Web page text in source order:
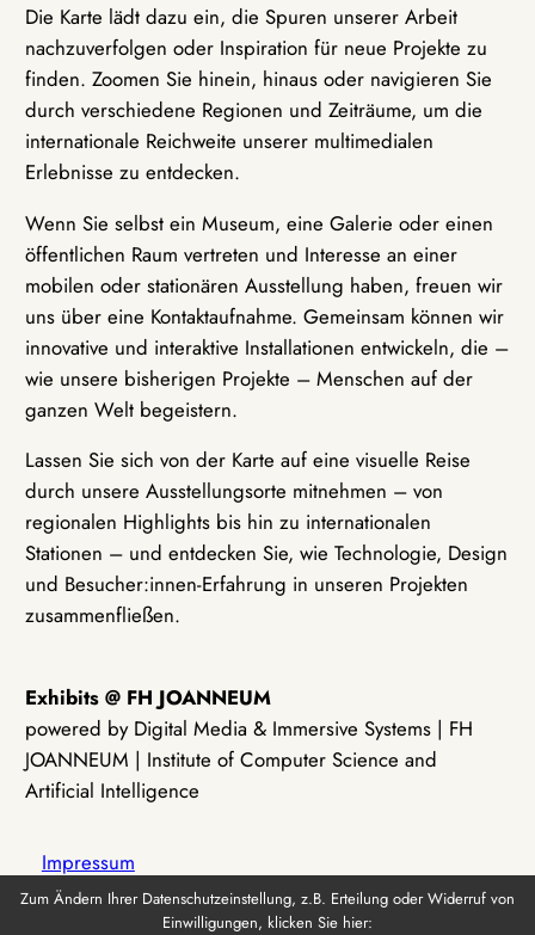
Die Karte lädt dazu ein, die Spuren unserer Arbeit
nachzuverfolgen oder Inspiration für neue Projekte zu
finden. Zoomen Sie hinein, hinaus oder navigieren Sie
durch verschiedene Regionen und Zeiträume, um die
internationale Reichweite unserer multimedialen
Erlebnisse zu entdecken.
Wenn Sie selbst ein Museum, eine Galerie oder einen
öffentlichen Raum vertreten und Interesse an einer
mobilen oder stationären Ausstellung haben, freuen wir
uns über eine Kontaktaufnahme. Gemeinsam können wir
innovative und interaktive Installationen entwickeln, die –
wie unsere bisherigen Projekte – Menschen auf der
ganzen Welt begeistern.
Lassen Sie sich von der Karte auf eine visuelle Reise
durch unsere Ausstellungsorte mitnehmen – von
regionalen Highlights bis hin zu internationalen
Stationen – und entdecken Sie, wie Technologie, Design
und Besucher:innen-Erfahrung in unseren Projekten
zusammenfließen.
Exhibits @ FH JOANNEUM
powered by Digital Media & Immersive Systems | FH
JOANNEUM | Institute of Computer Science and
Artificial Intelligence
Impressum
Zum Ändern Ihrer Datenschutzeinstellung, z.B. Erteilung oder Widerruf von
Einwilligungen, klicken Sie hier: